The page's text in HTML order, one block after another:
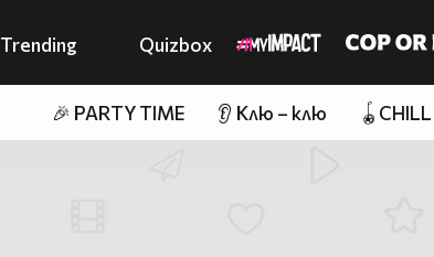
Trending Quizbox
🎉 PARTY TIME 👂 Клю – клю